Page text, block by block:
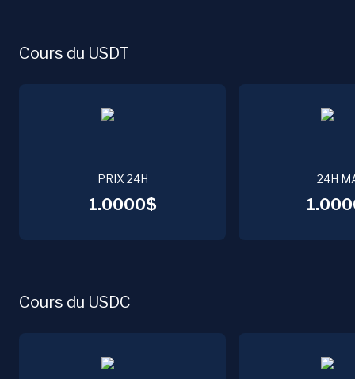
Cours du USDT
PRIX 24H
1.0000$
24H
Cours du USDC